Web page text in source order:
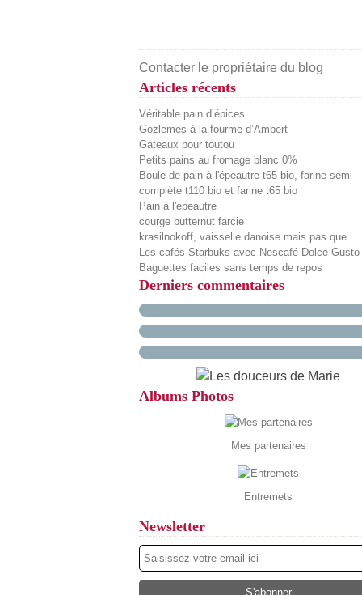
Contacter le propriétaire du blog
Articles récents
Véritable pain d’épices
Gozlemes à la fourme d’Ambert
Gateaux pour toutou
Petits pains au fromage blanc 0%
Boule de pain à l'épeautre t65 bio, farine semi
complète t110 bio et farine t65 bio
Pain à l'épeautre
courge butternut farcie
krasilnokoff, vaisselle danoise mais pas que...
Les cafés Starbuks avec Nescafé Dolce Gusto
Baguettes faciles sans temps de repos
Derniers commentaires
Albums Photos
Mes partenaires
Entremets
Newsletter